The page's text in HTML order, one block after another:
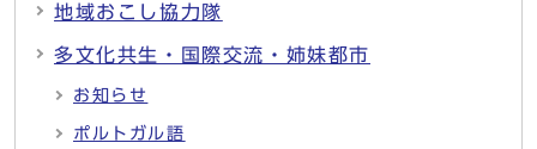
地域おこし協力隊
多文化共生・国際交流・姉妹都市
お知らせ
ポルトガル語